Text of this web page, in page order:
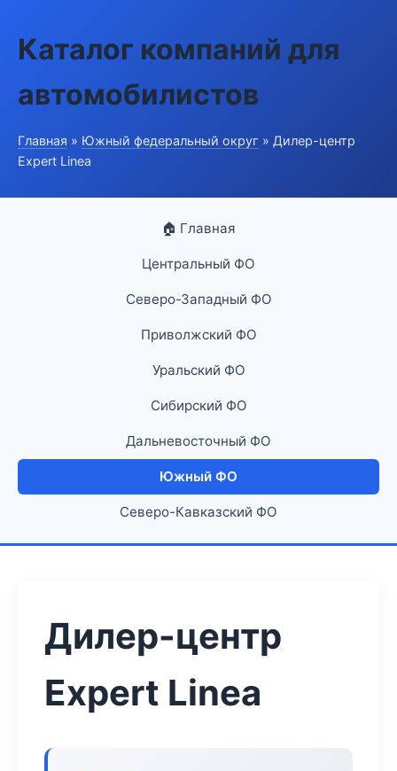
Каталог компаний для
автомобилистов
Главная » Южный федеральный округ » Дилер-центр
Expert Linea
🏠 Главная
Центральный ФО
Северо-Западный ФО
Приволжский ФО
Уральский ФО
Сибирский ФО
Дальневосточный ФО
Южный ФО
Северо-Кавказский ФО
Дилер-центр
Expert Linea